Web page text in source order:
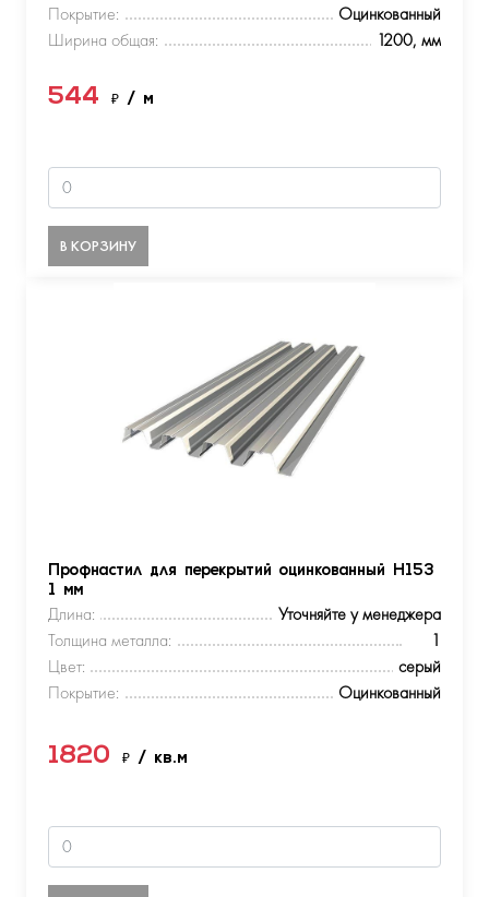
Покрытие:
Оцинкованный
Ширина общая:
1200, мм
544 ₽ / м
В КОРЗИНУ
Профнастил для перекрытий оцинкованный Н153
1 мм
Длина:
Уточняйте у менеджера
Толщина металла:
1
Цвет:
серый
Покрытие:
Оцинкованный
1820 ₽ / кв.м